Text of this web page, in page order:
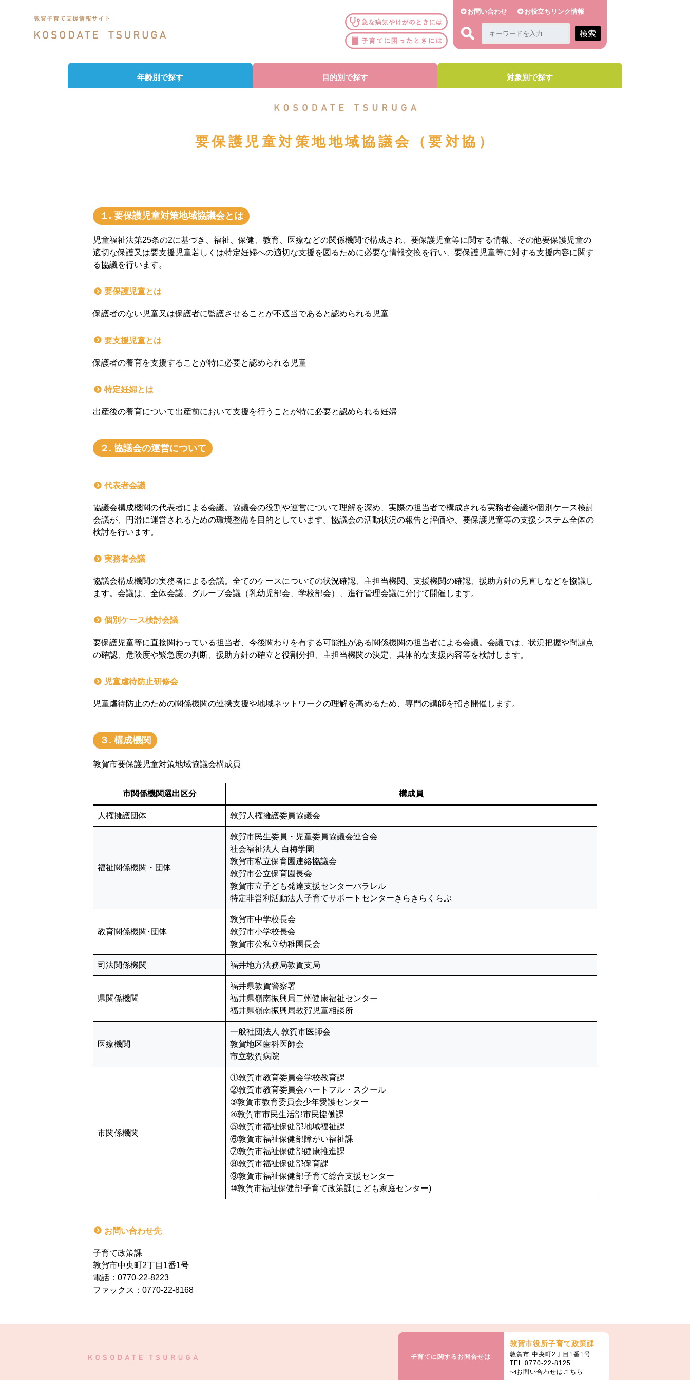
お問い合わせ お役立ちリンク情報
検索
年齢別で探す 目的別で探す 対象別で探す
要保護児童対策地地域協議会（要対協）
１. 要保護児童対策地域協議会とは
児童福祉法第25条の2に基づき、福祉、保健、教育、医療などの関係機関で構成され、要保護児童等に関する情報、その他要保護児童の
適切な保護又は要支援児童若しくは特定妊婦への適切な支援を図るために必要な情報交換を行い、要保護児童等に対する支援内容に関す
る協議を行います。
要保護児童とは
保護者のない児童又は保護者に監護させることが不適当であると認められる児童
要支援児童とは
保護者の養育を支援することが特に必要と認められる児童
特定妊婦とは
出産後の養育について出産前において支援を行うことが特に必要と認められる妊婦
２. 協議会の運営について
代表者会議
協議会構成機関の代表者による会議。協議会の役割や運営について理解を深め、実際の担当者で構成される実務者会議や個別ケース検討
会議が、円滑に運営されるための環境整備を目的としています。協議会の活動状況の報告と評価や、要保護児童等の支援システム全体の
検討を行います。
実務者会議
協議会構成機関の実務者による会議。全てのケースについての状況確認、主担当機関、支援機関の確認、援助方針の見直しなどを協議し
ます。会議は、全体会議、グループ会議（乳幼児部会、学校部会）、進行管理会議に分けて開催します。
個別ケース検討会議
要保護児童等に直接関わっている担当者、今後関わりを有する可能性がある関係機関の担当者による会議。会議では、状況把握や問題点
の確認、危険度や緊急度の判断、援助方針の確立と役割分担、主担当機関の決定、具体的な支援内容等を検討します。
児童虐待防止研修会
児童虐待防止のための関係機関の連携支援や地域ネットワークの理解を高めるため、専門の講師を招き開催します。
３. 構成機関
敦賀市要保護児童対策地域協議会構成員
市関係機関選出区分 構成員
人権擁護団体 敦賀人権擁護委員協議会
福祉関係機関・団体
敦賀市民生委員・児童委員協議会連合会
社会福祉法人 白梅学園
敦賀市私立保育園連絡協議会
敦賀市公立保育園長会
敦賀市立子ども発達支援センターパラレル
特定非営利活動法人子育てサポートセンターきらきらくらぶ
教育関係機関･団体
敦賀市中学校長会
敦賀市小学校長会
敦賀市公私立幼稚園長会
司法関係機関 福井地方法務局敦賀支局
県関係機関
福井県敦賀警察署
福井県嶺南振興局二州健康福祉センター
福井県嶺南振興局敦賀児童相談所
医療機関
一般社団法人 敦賀市医師会
敦賀地区歯科医師会
市立敦賀病院
市関係機関
①敦賀市教育委員会学校教育課
②敦賀市教育委員会ハートフル・スクール
③敦賀市教育委員会少年愛護センター
④敦賀市市民生活部市民協働課
⑤敦賀市福祉保健部地域福祉課
⑥敦賀市福祉保健部障がい福祉課
⑦敦賀市福祉保健部健康推進課
⑧敦賀市福祉保健部保育課
⑨敦賀市福祉保健部子育て総合支援センター
⑩敦賀市福祉保健部子育て政策課(こども家庭センター)
お問い合わせ先
子育て政策課
敦賀市中央町2丁目1番1号
電話：0770-22-8223
ファックス：0770-22-8168
子育てに関するお問合せは
敦賀市役所子育て政策課
敦賀市 中央町2丁目1番1号
TEL.0770-22-8125
お問い合わせはこちら